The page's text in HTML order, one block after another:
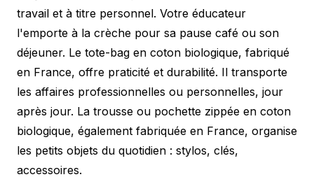
travail et à titre personnel. Votre éducateur
l'emporte à la crèche pour sa pause café ou son
déjeuner. Le tote-bag en coton biologique, fabriqué
en France, offre praticité et durabilité. Il transporte
les affaires professionnelles ou personnelles, jour
après jour. La trousse ou pochette zippée en coton
biologique, également fabriquée en France, organise
les petits objets du quotidien : stylos, clés,
accessoires.